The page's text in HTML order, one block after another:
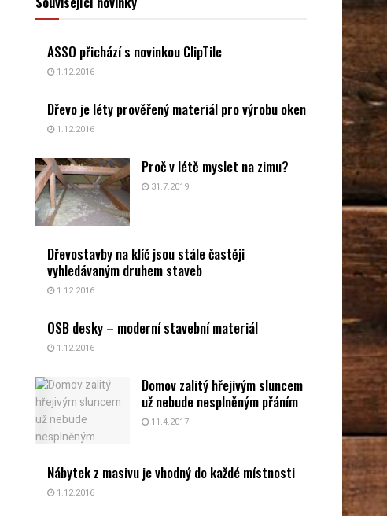
ASSO přichází s novinkou ClipTile
1.12.2016
Dřevo je léty prověřený materiál pro výrobu oken
1.12.2016
Proč v létě myslet na zimu?
31.7.2019
Dřevostavby na klíč jsou stále častěji
vyhledávaným druhem staveb
1.12.2016
OSB desky – moderní stavební materiál
1.12.2016
Domov zalitý hřejivým sluncem
už nebude nesplněným přáním
11.4.2017
Nábytek z masivu je vhodný do každé místnosti
1.12.2016